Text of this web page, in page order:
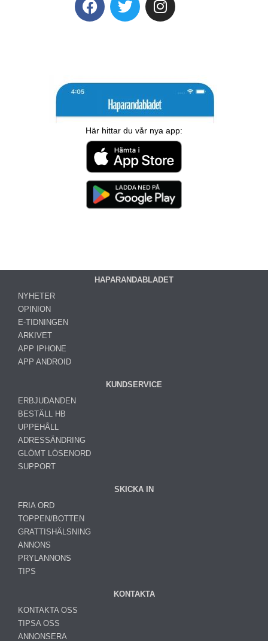
Här hittar du vår nya app:
HAPARANDABLADET
NYHETER
OPINION
E-TIDNINGEN
ARKIVET
APP IPHONE
APP ANDROID
KUNDSERVICE
ERBJUDANDEN
BESTÄLL HB
UPPEHÅLL
ADRESSÄNDRING
GLÖMT LÖSENORD
SUPPORT
SKICKA IN
FRIA ORD
TOPPEN/BOTTEN
GRATTISHÄLSNING
ANNONS
PRYLANNONS
TIPS
KONTAKTA
KONTAKTA OSS
TIPSA OSS
ANNONSERA